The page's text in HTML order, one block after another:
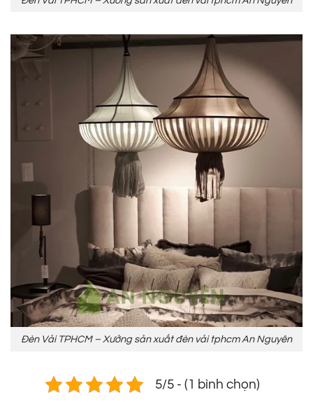
Đèn Vải TPHCM – Xưởng sản xuất đèn vải tphcm An Nguyên
5/5 - (1 bình chọn)